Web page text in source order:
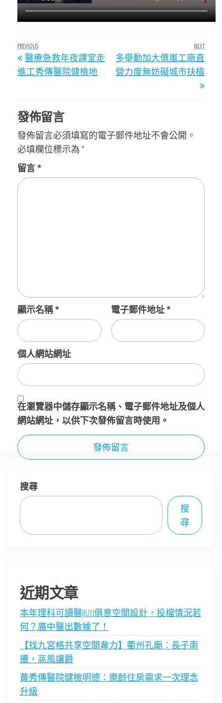
文
章
導
Previous
Post
PREVIOUS
醫療急救年夜課堂走
進工秀傳醫院健檢地
Next
Post
NEXT
多舉動加大億嵐工廠直
營力度無妨礙城市扶植
發佈留言
發佈留言必須填寫的電子郵件地址不會公開。
必填欄位標示為 *
留言*
顯示名稱* 電子郵件地址*
個人網站網址
在瀏覽器中儲存顯示名稱、電子郵件地址及個人
網站網址，以供下次發佈留言時使用。
搜尋
搜
尋
近期文章
本年理科可讀醫JIUYI俱意空間設計，投檔情況若
何？廣中醫出數據了！
【找九宮格共享空間韋力】衢州孔廟：長子南
遷，高風讓爵
黃秀傳醫院健檢明德：樂齡住房需求一次理念
升級